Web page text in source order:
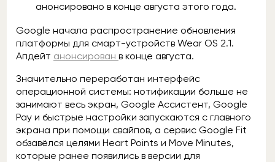
анонсировано в конце августа этого года.
Google начала распространение обновления
платформы для смарт-устройств Wear OS 2.1.
Апдейт анонсирован в конце августа.
Значительно переработан интерфейс
операционной системы: нотификации больше не
занимают весь экран, Google Ассистент, Google
Pay и быстрые настройки запускаются с главного
экрана при помощи свайпов, а сервис Google Fit
обзавёлся целями Heart Points и Move Minutes,
которые ранее появились в версии для